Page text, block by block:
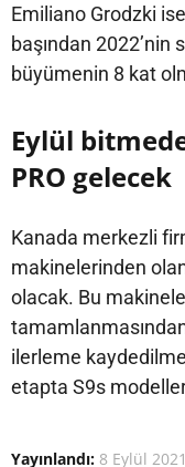
Emiliano Grodzki ise
başından
büyümenin 8 kat
Eylül
PRO gelecek
Kanada merkezli
makinelerinden
olacak. Bu
ilerleme
etapta S9s
Yayınlandı: 8 Eylül